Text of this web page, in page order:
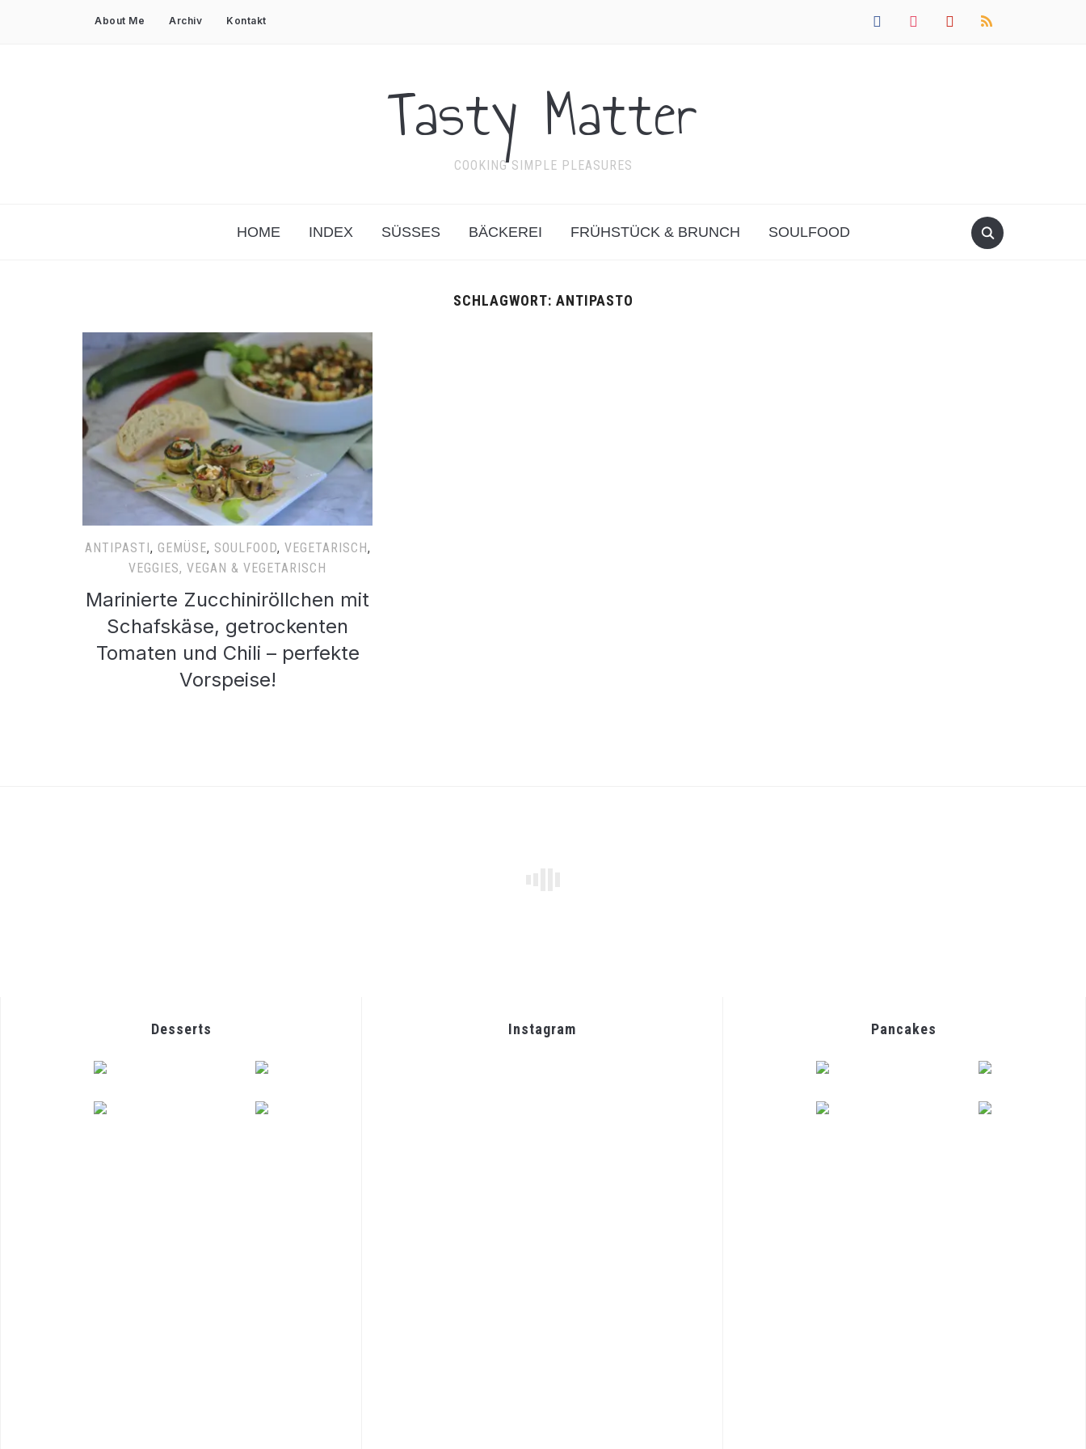
facebookinstagrampinterestrss
About Me Archiv Kontakt
Tasty Matter
COOKING SIMPLE PLEASURES
HOME INDEX SÜSSES BÄCKEREI FRÜHSTÜCK & BRUNCH SOULFOOD
SCHLAGWORT: ANTIPASTO
ANTIPASTI , GEMÜSE, SOULFOOD, VEGETARISCH,
VEGGIES, VEGAN & VEGETARISCH
Marinierte Zucchiniröllchen mit
Schafskäse, getrockenten
Tomaten und Chili – perfekte
Vorspeise!
Desserts Instagram Pancakes